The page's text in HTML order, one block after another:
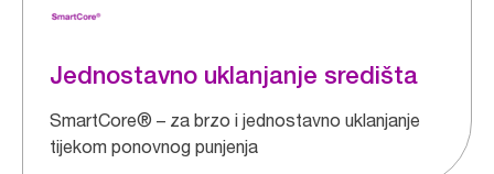
Jednostavno uklanjanje središta
SmartCore® – za brzo i jednostavno uklanjanje
tijekom ponovnog punjenja